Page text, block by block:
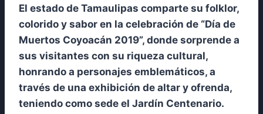
El estado de Tamaulipas comparte su folklor,
colorido y sabor en la celebración de “Día de
Muertos Coyoacán 2019”, donde sorprende a
sus visitantes con su riqueza cultural,
honrando a personajes emblemáticos, a
través de una exhibición de altar y ofrenda,
teniendo como sede el Jardín Centenario.